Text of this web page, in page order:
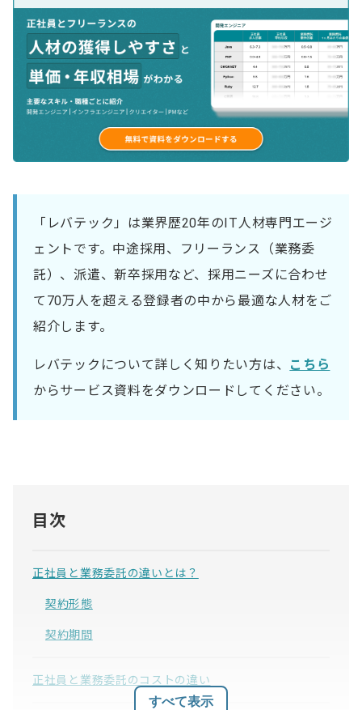
「レバテック」は業界歴20年のIT人材専門エージ
ェントです。中途採用、フリーランス（業務委
託）、派遣、新卒採用など、採用ニーズに合わせ
て70万人を超える登録者の中から最適な人材をご
紹介します。
レバテックについて詳しく知りたい方は、 こちら
からサービス資料をダウンロードしてください。
目次
正社員と業務委託の違いとは？
契約形態
契約期間
正社員と業務委託のコストの違い
すべて表示